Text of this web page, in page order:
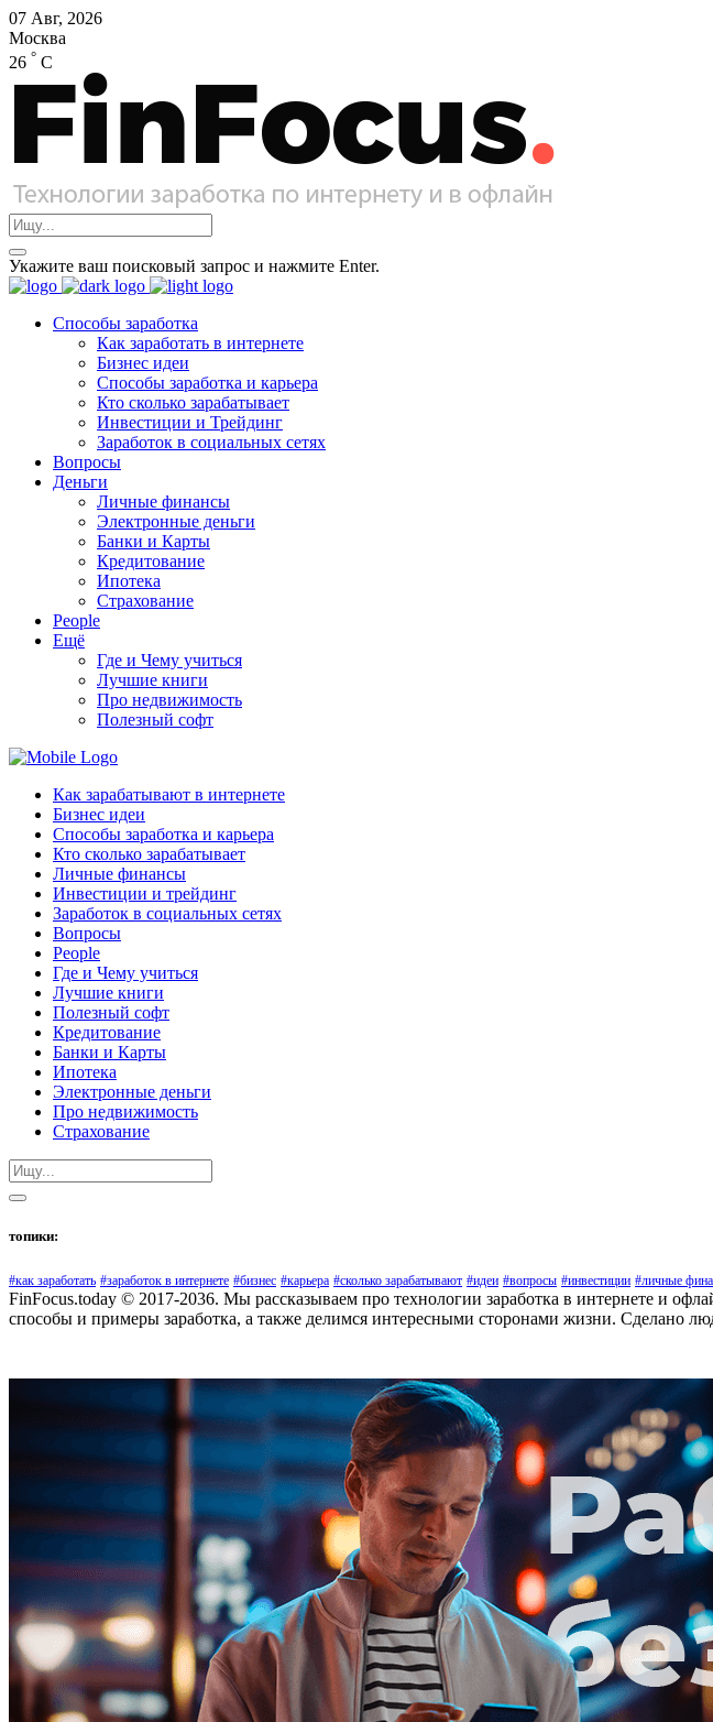
07 Авг, 2026
Москва
26 ° C
Укажите ваш поисковый запрос и нажмите Enter.
Способы заработка
Как заработать в интернете
Бизнес идеи
Способы заработка и карьера
Кто сколько зарабатывает
Инвестиции и Трейдинг
Заработок в социальных сетях
Вопросы
Деньги
Личные финансы
Электронные деньги
Банки и Карты
Кредитование
Ипотека
Страхование
People
Ещё
Где и Чему учиться
Лучшие книги
Про недвижимость
Полезный софт
Как зарабатывают в интернете
Бизнес идеи
Способы заработка и карьера
Кто сколько зарабатывает
Личные финансы
Инвестиции и трейдинг
Заработок в социальных сетях
Вопросы
People
Где и Чему учиться
Лучшие книги
Полезный софт
Кредитование
Банки и Карты
Ипотека
Электронные деньги
Про недвижимость
Страхование
топики:
#как заработать #заработок в интернете #бизнес #карьера #сколько зарабатывают #идеи #вопросы #инвестиции #личные
FinFocus.today © 2017-2036. Мы рассказываем про технологии заработка в интернете и
способы и примеры заработка, а также делимся интересными сторонами жизни. Сделано